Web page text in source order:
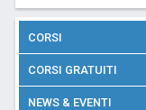
CORSI
CORSI GRATUITI
NEWS & EVENTI